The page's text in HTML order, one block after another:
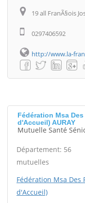
19 all FranÃ§ois
0297406592
http://www.la-
Fédération Msa
d'Accueil) AURAY
Mutuelle Santé
Département: 56
mutuelles
Fédération Msa Des
d'Accueil)